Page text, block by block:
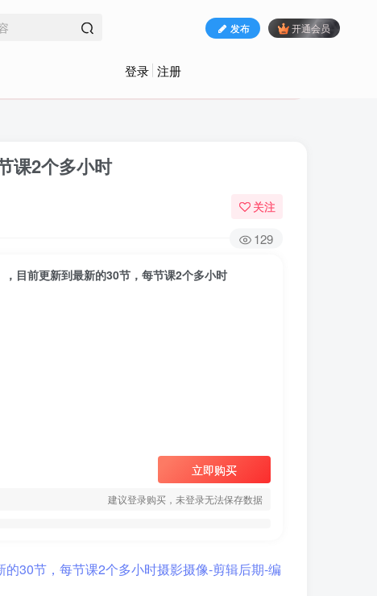
发布 开通会员
登录 注册
课2个多小时
关注
129
目前更新到最新的30节，每节课2个多小时
立即购买
建议登录购买，未登录无法保存数据